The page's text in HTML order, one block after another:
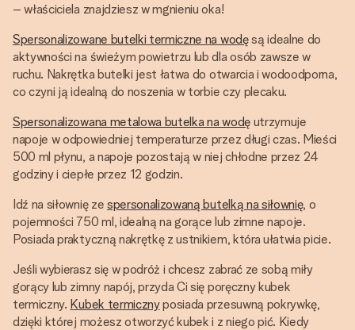
– właściciela znajdziesz w mgnieniu oka!
Spersonalizowane butelki termiczne na wodęsą idealne do
aktywności na świeżym powietrzu lub dla osób zawsze w
ruchu. Nakrętka butelki jest łatwa do otwarcia i wodoodporna,
co czyni ją idealną do noszenia w torbie czy plecaku.
Spersonalizowana metalowa butelka na wodęutrzymuje
napoje w odpowiedniej temperaturze przez długi czas. Mieści
500 ml płynu, a napoje pozostają w niej chłodne przez 24
godziny i ciepłe przez 12 godzin.
Idź na siłownię ze spersonalizowaną butelką na siłownię, o
pojemności 750 ml, idealną na gorące lub zimne napoje.
Posiada praktyczną nakrętkę z ustnikiem, która ułatwia picie.
Jeśli wybierasz się w podróż i chcesz zabrać ze sobą miły
gorący lub zimny napój, przyda Ci się poręczny kubek
termiczny. Kubek termicznyposiada przesuwną pokrywkę,
dzięki której możesz otworzyć kubek i z niego pić. Kiedy